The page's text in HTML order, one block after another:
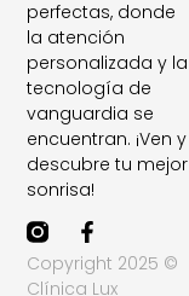
perfectas, donde
la atención
personalizada y la
tecnología de
vanguardia se
encuentran. ¡Ven y
descubre tu mejor
sonrisa!
Copyright 2025 ©
Clínica Lux